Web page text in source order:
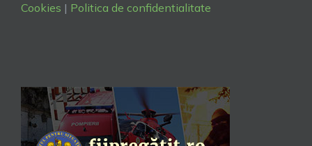
Cookies | Politica de confidentialitate